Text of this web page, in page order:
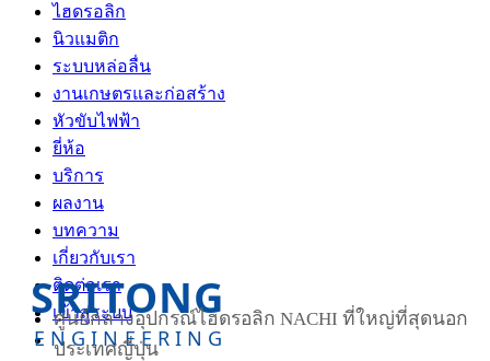
ไฮดรอลิก
นิวแมติก
ระบบหล่อลื่น
งานเกษตรและก่อสร้าง
หัวขับไฟฟ้า
ยี่ห้อ
บริการ
ผลงาน
บทความ
เกี่ยวกับเรา
ติดต่อเรา
เข้าสู่ระบบ
ENGINEERING
SRITONG
ศูนย์กลางอุปกรณ์ไฮดรอลิก NACHI ที่ใหญ่ที่สุดนอก
ประเทศญี่ปุ่น